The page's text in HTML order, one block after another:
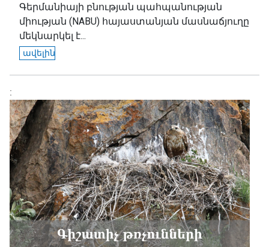
Գերմանիայի բնության պահպանության
միության (NABU) հայաստանյան մասնաճյուղը
մեկնարկել է...
ավելին